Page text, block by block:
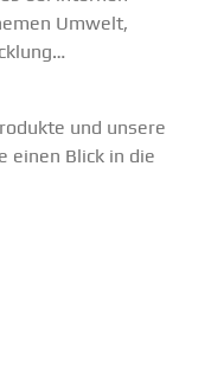
Umwelt,
und unsere
einen Blick in die